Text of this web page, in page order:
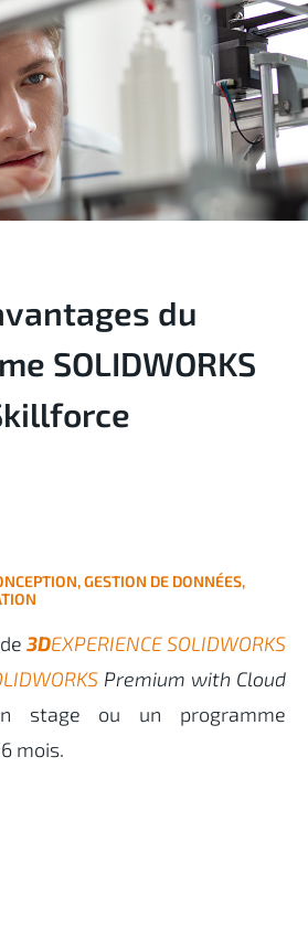
du
SOLIDWORKS
GESTION DE DONNÉES,
3DEXPERIENCE SOLIDWORKS
Premium with Cloud
stage ou un programme
mois.